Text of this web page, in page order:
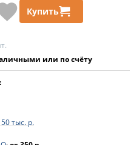
Купить
или по счёту
тыс. р.